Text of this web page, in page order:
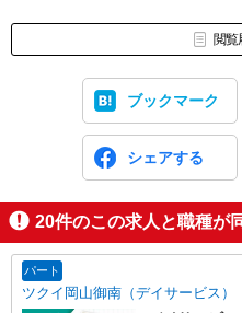
閲覧
ブックマーク
シェアする
20件のこの求人と職種が
パート
ツクイ岡山御南（デイサービス）